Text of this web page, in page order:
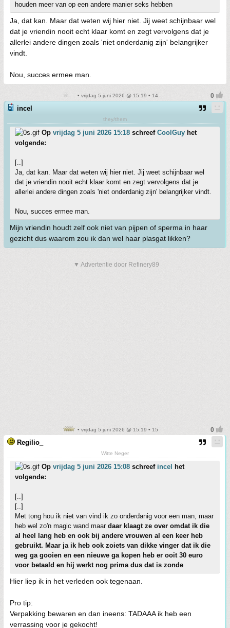
houden meer van op een andere manier seks hebben
Ja, dat kan. Maar dat weten wij hier niet. Jij weet schijnbaar wel
dat je vriendin nooit echt klaar komt en zegt vervolgens dat je
allerlei andere dingen zoals 'niet onderdanig zijn' belangrijker
vindt.
Nou, succes ermee man.
• vrijdag 5 juni 2026 @ 15:19 • 14
incel
they/them
Op vrijdag 5 juni 2026 15:18 schreef CoolGuy het
volgende:
[..]
Ja, dat kan. Maar dat weten wij hier niet. Jij weet schijnbaar wel
dat je vriendin nooit echt klaar komt en zegt vervolgens dat je
allerlei andere dingen zoals 'niet onderdanig zijn' belangrijker vindt.
Nou, succes ermee man.
Mijn vriendin houdt zelf ook niet van pijpen of sperma in haar
gezicht dus waarom zou ik dan wel haar plasgat likken?
▼ Advertentie door Refinery89
• vrijdag 5 juni 2026 @ 15:19 • 15
Regilio_
Witte Neger
Op vrijdag 5 juni 2026 15:08 schreef incel
het
volgende:
[..]
[..]
Met tong hou ik niet van vind ik zo onderdanig voor een man, maar
heb wel zo'n magic wand maar daar klaagt ze over omdat ik die
al heel lang heb en ook bij andere vrouwen al een keer heb
gebruikt. Maar ja ik heb ook zoiets van dikke vinger dat ik die
weg ga gooien en een nieuwe ga kopen heb er ooit 30 euro
voor betaald en hij werkt nog prima dus dat is zonde
Hier liep ik in het verleden ook tegenaan.
Pro tip:
Verpakking bewaren en dan ineens: TADAAA ik heb een
verrassing voor je gekocht!